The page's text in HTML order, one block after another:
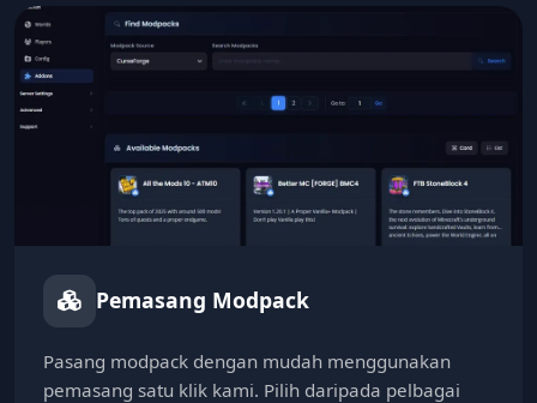
Pemasang Modpack
Pasang modpack dengan mudah menggunakan
pemasang satu klik kami. Pilih daripada pelbagai